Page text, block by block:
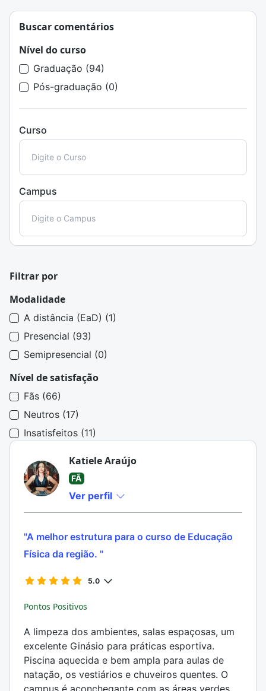
Buscar comentários
Nível do curso
Graduação (94)
Pós-graduação (0)
Curso
Campus
Filtrar por
Modalidade
A distância (EaD) (1)
Presencial (93)
Semipresencial (0)
Nível de satisfação
Fãs (66)
Neutros (17)
Insatisfeitos (11)
Katiele Araújo
FÃ
Ver perfil
"A melhor estrutura para o curso de Educação
Física da região. "
5.0
Pontos Positivos
A limpeza dos ambientes, salas espaçosas, um
excelente Ginásio para práticas esportiva.
Piscina aquecida e bem ampla para aulas de
natação, os vestiários e chuveiros quentes. O
campus é aconchegante com as áreas verdes